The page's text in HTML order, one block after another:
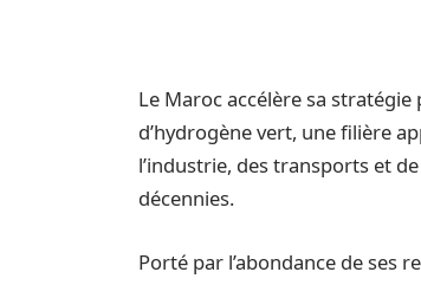
Le Maroc accélère sa
d’hydrogène vert, une filière
l’industrie, des transports et
décennies.
Porté par l’abondance de ses